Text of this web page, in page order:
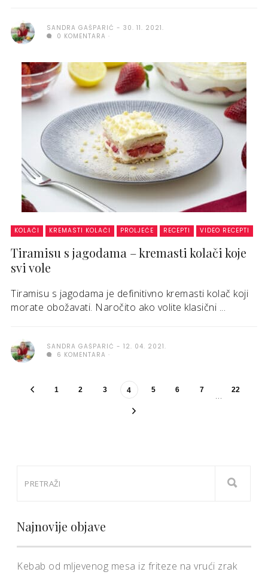
SANDRA GAŠPARIĆ
30. 11. 2021.
0 KOMENTARA
KOLAČI KREMASTI KOLAČI PROLJEĆE RECEPTI VIDEO RECEPTI
Tiramisu s jagodama – kremasti kolači koje
svi vole
Tiramisu s jagodama je definitivno kremasti kolač koji
morate obožavati. Naročito ako volite klasični ...
SANDRA GAŠPARIĆ
12. 04. 2021.
6 KOMENTARA
1 2 3 4 5 6 7 … 22
Najnovije objave
Kebab od mljevenog mesa iz friteze na vrući zrak